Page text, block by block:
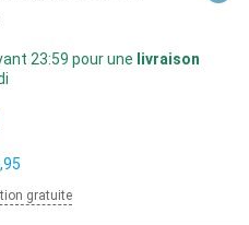
23:59 pour une livraison
gratuite